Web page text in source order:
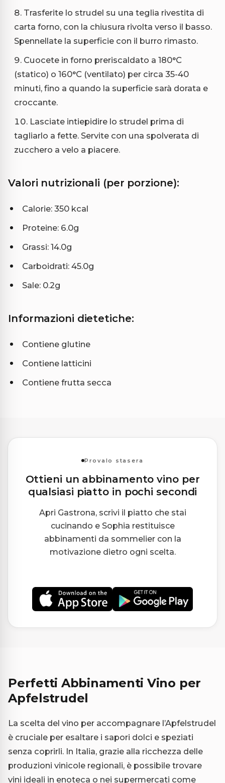
Trasferite lo strudel su una teglia rivestita di
carta forno, con la chiusura rivolta verso il basso.
Spennellate la superficie con il burro rimasto.
Cuocete in forno preriscaldato a 180°C
(statico) o 160°C (ventilato) per circa 35-40
minuti, fino a quando la superficie sarà dorata e
croccante.
Lasciate intiepidire lo strudel prima di
tagliarlo a fette. Servite con una spolverata di
zucchero a velo a piacere.
Valori nutrizionali (per porzione):
Calorie: 350 kcal
Proteine: 6.0g
Grassi: 14.0g
Carboidrati: 45.0g
Sale: 0.2g
Informazioni dietetiche:
Contiene glutine
Contiene latticini
Contiene frutta secca
Provalo stasera
Ottieni un abbinamento vino per
qualsiasi piatto in pochi secondi
Apri Gastrona, scrivi il piatto che stai
cucinando e Sophia restituisce
abbinamenti da sommelier con la
motivazione dietro ogni scelta.
Perfetti Abbinamenti Vino per
Apfelstrudel
La scelta del vino per accompagnare l’Apfelstrudel
è cruciale per esaltare i sapori dolci e speziati
senza coprirli. In Italia, grazie alla ricchezza delle
produzioni vinicole regionali, è possibile trovare
vini ideali in enoteca o nei supermercati come